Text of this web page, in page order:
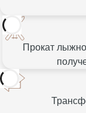
Прокат